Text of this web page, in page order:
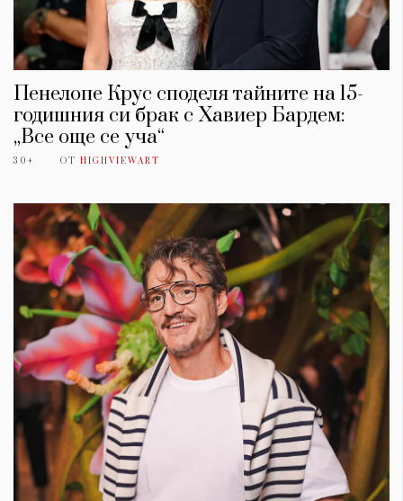
Пенелопе Крус споделя тайните на 15-
годишния си брак с Хавиер Бардем:
„Все още се уча“
30+ ОТ HIGHVIEWART